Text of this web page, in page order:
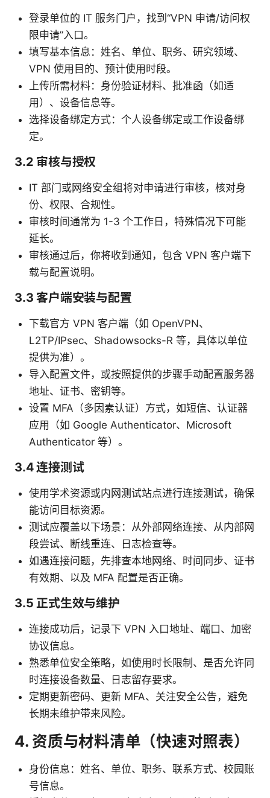
登录单位的 IT 服务门户，找到“VPN 申请/访问权
限申请”入口。
填写基本信息：姓名、单位、职务、研究领域、
VPN 使用目的、预计使用时段。
上传所需材料：身份验证材料、批准函（如适
用）、设备信息等。
选择设备绑定方式：个人设备绑定或工作设备绑
定。
3.2 审核与授权
IT 部门或网络安全组将对申请进行审核，核对身
份、权限、合规性。
审核时间通常为 1-3 个工作日，特殊情况下可能
延长。
审核通过后，你将收到通知，包含 VPN 客户端下
载与配置说明。
3.3 客户端安装与配置
下载官方 VPN 客户端（如 OpenVPN、
L2TP/IPsec、Shadowsocks-R 等，具体以单位
提供为准）。
导入配置文件，或按照提供的步骤手动配置服务器
地址、证书、密钥等。
设置 MFA（多因素认证）方式，如短信、认证器
应用（如 Google Authenticator、Microsoft
Authenticator 等）。
3.4 连接测试
使用学术资源或内网测试站点进行连接测试，确保
能访问目标资源。
测试应覆盖以下场景：从外部网络连接、从内部网
段尝试、断线重连、日志检查等。
如遇连接问题，先排查本地网络、时间同步、证书
有效期、以及 MFA 配置是否正确。
3.5 正式生效与维护
连接成功后，记录下 VPN 入口地址、端口、加密
协议信息。
熟悉单位安全策略，如使用时长限制、是否允许同
时连接设备数量、日志留存要求。
定期更新密码、更新 MFA、关注安全公告，避免
长期未维护带来风险。
4. 资质与材料清单（快速对照表）
身份信息：姓名、单位、职务、联系方式、校园账
号信息。